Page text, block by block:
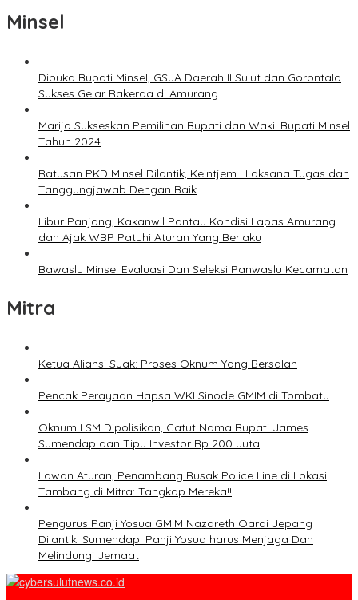
Minsel
Dibuka Bupati Minsel, GSJA Daerah II Sulut dan Gorontalo
Sukses Gelar Rakerda di Amurang
Marijo Sukseskan Pemilihan Bupati dan Wakil Bupati Minsel
Tahun 2024
Ratusan PKD Minsel Dilantik, Keintjem : Laksana Tugas dan
Tanggungjawab Dengan Baik
Libur Panjang, Kakanwil Pantau Kondisi Lapas Amurang
dan Ajak WBP Patuhi Aturan Yang Berlaku
Bawaslu Minsel Evaluasi Dan Seleksi Panwaslu Kecamatan
Mitra
Ketua Aliansi Suak: Proses Oknum Yang Bersalah
Pencak Perayaan Hapsa WKI Sinode GMIM di Tombatu
Oknum LSM Dipolisikan, Catut Nama Bupati James
Sumendap dan Tipu Investor Rp 200 Juta
Lawan Aturan, Penambang Rusak Police Line di Lokasi
Tambang di Mitra: Tangkap Mereka!!
Pengurus Panji Yosua GMIM Nazareth Oarai Jepang
Dilantik. Sumendap: Panji Yosua harus Menjaga Dan
Melindungi Jemaat